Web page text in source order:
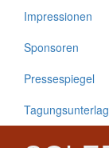
Impressionen
Sponsoren
Pressespiegel